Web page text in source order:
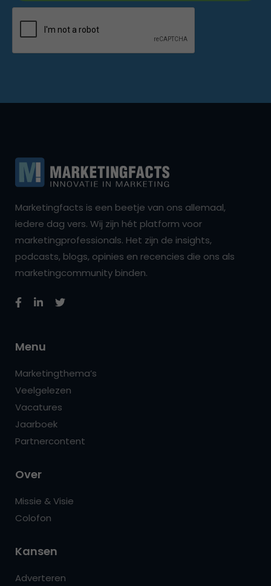
Marketingfacts is een beetje van ons allemaal,
iedere dag vers. Wij zijn hét platform voor
marketingprofessionals. Het zijn de insights,
podcasts, blogs, opinies en recencies die ons als
marketingcommunity binden.
Menu
Marketingthema’s
Veelgelezen
Vacatures
Jaarboek
Partnercontent
Over
Missie & Visie
Colofon
Kansen
Adverteren